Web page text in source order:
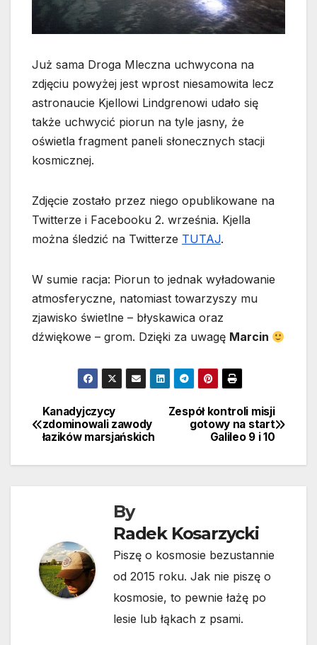
Już sama Droga Mleczna uchwycona na
zdjęciu powyżej jest wprost niesamowita lecz
astronaucie Kjellowi Lindgrenowi udało się
także uchwycić piorun na tyle jasny, że
oświetla fragment paneli słonecznych stacji
kosmicznej.
Zdjęcie zostało przez niego opublikowane na
Twitterze i Facebooku 2. września. Kjella
można śledzić na Twitterze TUTAJ.
W sumie racja: Piorun to jednak wyładowanie
atmosferyczne, natomiast towarzyszy mu
zjawisko świetlne – błyskawica oraz
dźwiękowe – grom. Dzięki za uwagę Marcin
Nawigacja
wpisu
Zespół kontroli misji
gotowy na start
Galileo 9 i 10
Kanadyjczycy
zdominowali zawody
łazików marsjańskich
By
Radek Kosarzycki
Piszę o kosmosie bezustannie
od 2015 roku. Jak nie piszę o
kosmosie, to pewnie łażę po
lesie lub łąkach z psami.